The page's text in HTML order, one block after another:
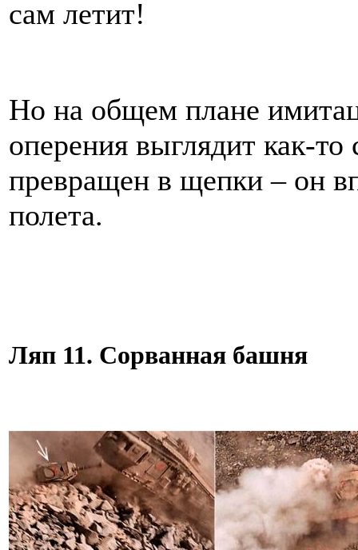
сам летит!
Но на общем плане
оперения выглядит как-
превращен в щепки – он
полета.
Ляп 11. Сорванная башня